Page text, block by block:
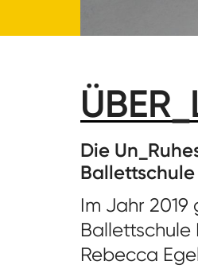
Die
Im Jahr
Rebecca